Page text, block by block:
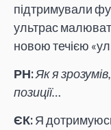
підтримували
ультрас
новою течією
РН:Як я
позиції…
ЄК:Я